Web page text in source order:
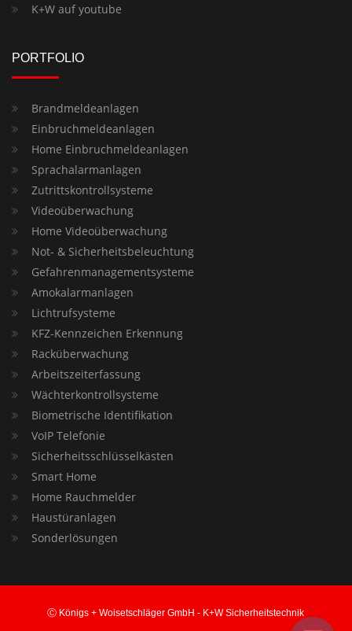
K+W auf youtube
PORTFOLIO
Brandmeldeanlagen
Einbruchmeldeanlagen
Home Einbruchmeldeanlagen
Sprachalarmanlagen
Zutrittskontrollsysteme
Videoüberwachung
Home Videoüberwachung
Not- & Sicherheitsbeleuchtung
Gefahrenmanagementsysteme
Amokalarmanlagen
Lichtrufsysteme
KFZ-Kennzeichen Erkennung
Racküberwachung
Arbeitszeiterfassung
Wächterkontrollsysteme
Biometrische Identifikation
VoIP Telefonie
Sicherheitsschlüsselkästen
Smart Home
Home Rauchmelder
Haustüranlagen
Sonderlösungen
Ⓒ Königs + Woisetschläger GmbH - K+W Sicherheitstechnik